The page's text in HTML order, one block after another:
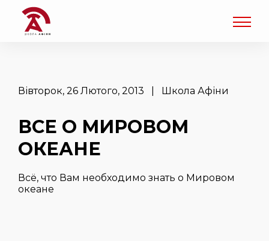
Вівторок, 26 Лютого, 2013 | Школа Афіни
ВСЕ О МИРОВОМ
ОКЕАНЕ
Всё, что Вам необходимо знать о Мировом
океане